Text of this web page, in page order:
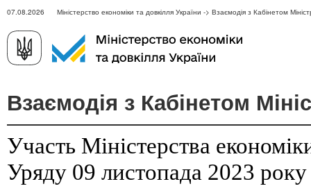
07.08.2026 Міністерство економіки та довкілля України -> Взаємодія з Кабінетом
Взаємодія з Кабінетом
Участь Міністерства
Уряду 09 листопада 2023 року